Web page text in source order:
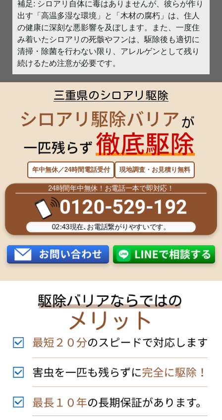
補足: シロアリ自体に毒はありませんが、彼らが作り
出す「高温多湿な環境」と「木材の腐朽」は、住人
の健康に深刻な悪影響を及ぼします。また、一度住
み着いたシロアリの死骸やフンは、駆除後も適切に
清掃・除菌を行わない限り、アレルゲンとして残り
続けるため注意が必要です。
三重県のシロアリ駆除
年中無休／24時間電話受付 現地調査・お見積り無料
24時間年中無休！お電話一本で即対応！
0120-529-192
02:43現在､お電話繋がりやすいです。